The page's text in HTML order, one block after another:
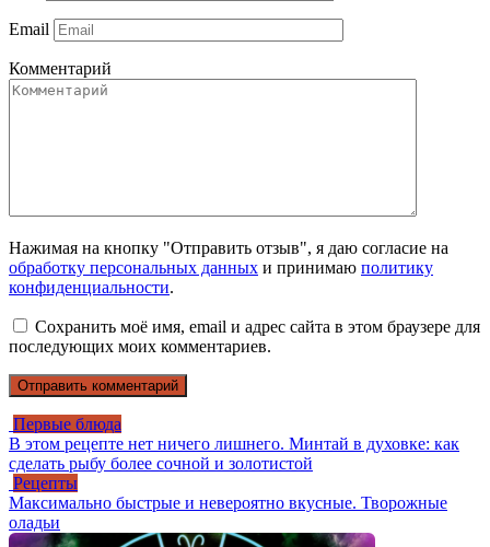
Email
Комментарий
Нажимая на кнопку "Отправить отзыв", я даю согласие на
обработку персональных данных и принимаю политику
конфиденциальности.
Сохранить моё имя, email и адрес сайта в этом браузере для
последующих моих комментариев.
Первые блюда
В этом рецепте нет ничего лишнего. Минтай в духовке: как
сделать рыбу более сочной и золотистой
Рецепты
Максимально быстрые и невероятно вкусные. Творожные
оладьи